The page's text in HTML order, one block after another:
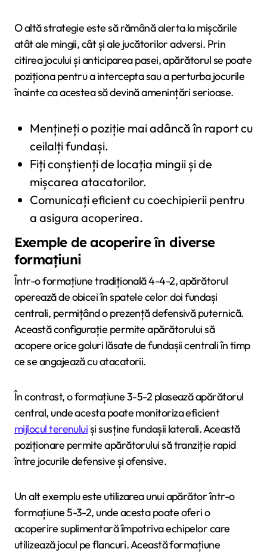
O altă strategie este să rămână alerta la mișcările
atât ale mingii, cât și ale jucătorilor adversi. Prin
citirea jocului și anticiparea pasei, apărătorul se poate
poziționa pentru a intercepta sau a perturba jocurile
înainte ca acestea să devină amenințări serioase.
Mențineți o poziție mai adâncă în raport cu
ceilalți fundași.
Fiți conștienți de locația mingii și de
mișcarea atacatorilor.
Comunicați eficient cu coechipierii pentru
a asigura acoperirea.
Exemple de acoperire în diverse
formațiuni
Într-o formațiune tradițională 4-4-2, apărătorul
operează de obicei în spatele celor doi fundași
centrali, permițând o prezență defensivă puternică.
Această configurație permite apărătorului să
acopere orice goluri lăsate de fundașii centrali în timp
ce se angajează cu atacatorii.
În contrast, o formațiune 3-5-2 plasează apărătorul
central, unde acesta poate monitoriza eficient
mijlocul terenuluiși susține fundașii laterali. Această
poziționare permite apărătorului să tranziție rapid
între jocurile defensive și ofensive.
Un alt exemplu este utilizarea unui apărător într-o
formațiune 5-3-2, unde acesta poate oferi o
acoperire suplimentară împotriva echipelor care
utilizează jocul pe flancuri. Această formațiune